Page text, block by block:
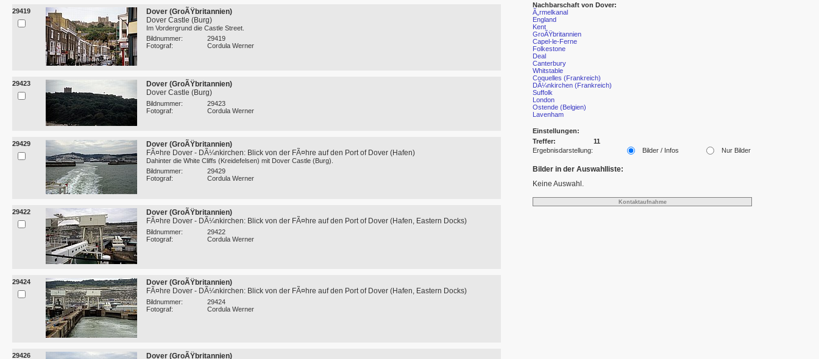
29419
Dover (GroÃŸbritannien)
Dover Castle (Burg)
Im Vordergrund die Castle Street.
Bildnummer:
29419
Fotograf:
Cordula Werner
29423
Dover (GroÃŸbritannien)
Dover Castle (Burg)
Bildnummer:
29423
Fotograf:
Cordula Werner
29429
Dover (GroÃŸbritannien)
FÃ¤hre Dover - DÃ¼nkirchen: Blick von der FÃ¤hre auf den Port of Dover (Hafen)
Dahinter die White Cliffs (Kreidefelsen) mit Dover Castle (Burg).
Bildnummer:
29429
Fotograf:
Cordula Werner
29422
Dover (GroÃŸbritannien)
FÃ¤hre Dover - DÃ¼nkirchen: Blick von der FÃ¤hre auf den Port of Dover (Hafen, Eastern Docks)
Bildnummer:
29422
Fotograf:
Cordula Werner
29424
Dover (GroÃŸbritannien)
FÃ¤hre Dover - DÃ¼nkirchen: Blick von der FÃ¤hre auf den Port of Dover (Hafen, Eastern Docks)
Bildnummer:
29424
Fotograf:
Cordula Werner
29426 Dover (GroÃŸbritannien)
Nachbarschaft von Dover:
Ã„rmelkanal
England
Kent
GroÃŸbritannien
Capel-le-Ferne
Folkestone
Deal
Canterbury
Whitstable
Coquelles (Frankreich)
DÃ¼nkirchen (Frankreich)
Suffolk
London
Ostende (Belgien)
Lavenham
Einstellungen:
Treffer:
11
Ergebnisdarstellung:
Bilder / Infos Nur Bilder
Bilder in der Auswahlliste:
Keine Auswahl.
Kontaktaufnahme